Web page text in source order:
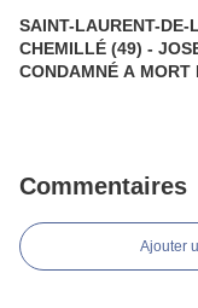
SAINT-LAURENT-DE-
CHEMILLÉ (49) -
CONDAMNÉ A MORT
Commentaires
Ajouter